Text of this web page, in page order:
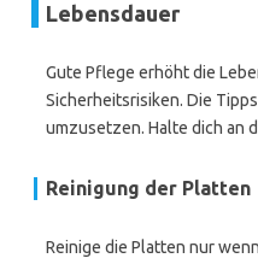
Lebensdauer
Gute Pflege erhöht die
Sicherheitsrisiken. Die
umzusetzen. Halte dich an
Reinigung der Platten
Reinige die Platten nur